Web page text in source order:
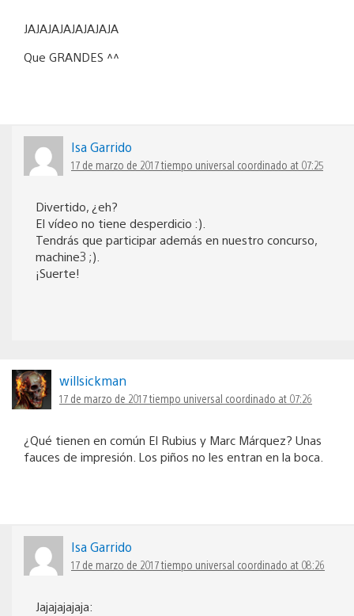
JAJAJAJAJAJAJAJA
Que GRANDES ^^
Isa Garrido
17 de marzo de 2017 tiempo universal coordinado at 07:25
Divertido, ¿eh?
El vídeo no tiene desperdicio :).
Tendrás que participar además en nuestro concurso,
machine3 ;).
¡Suerte!
willsickman
17 de marzo de 2017 tiempo universal coordinado at 07:26
¿Qué tienen en común El Rubius y Marc Márquez? Unas
fauces de impresión. Los piños no les entran en la boca.
Isa Garrido
17 de marzo de 2017 tiempo universal coordinado at 08:26
Jajajajajaja: